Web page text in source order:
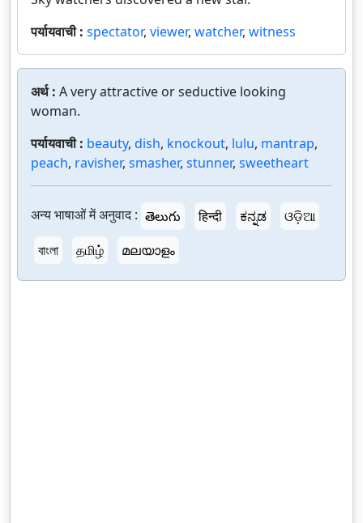
पर्यायवाची : spectator, viewer, watcher, witness
अर्थ : A very attractive or seductive looking
woman.
पर्यायवाची : beauty, dish, knockout, lulu, mantrap,
peach, ravisher, smasher, stunner, sweetheart
अन्य भाषाओं में अनुवाद : తెలుగు हिन्दी ಕನ್ನಡ
ଓଡ଼ିଆ
বাংলা
தமிழ் മലയാളം